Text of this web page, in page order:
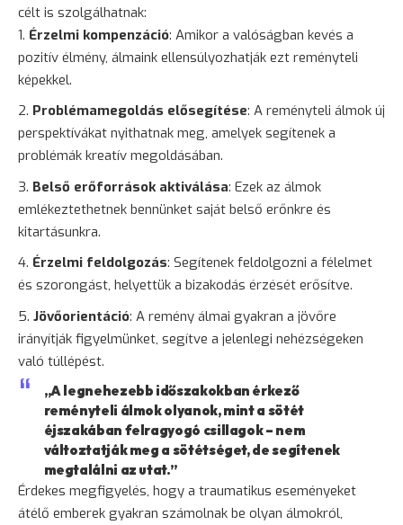
célt is szolgálhatnak:
Érzelmi kompenzáció: Amikor a valóságban kevés a
pozitív élmény, álmaink ellensúlyozhatják ezt reményteli
képekkel.
Problémamegoldás elősegítése: A reményteli álmok új
perspektívákat nyithatnak meg, amelyek segítenek a
problémák kreatív megoldásában.
Belső erőforrások aktiválása: Ezek az álmok
emlékeztethetnek bennünket saját belső erőnkre és
kitartásunkra.
Érzelmi feldolgozás: Segítenek feldolgozni a félelmet
és szorongást, helyettük a bizakodás érzését erősítve.
Jövőorientáció: A remény álmai gyakran a jövőre
irányítják figyelmünket, segítve a jelenlegi nehézségeken
való túllépést.
„A legnehezebb időszakokban érkező
reményteli álmok olyanok, mint a sötét
éjszakában felragyogó csillagok – nem
változtatják meg a sötétséget, de segítenek
megtalálni az utat.”
Érdekes megfigyelés, hogy a traumatikus eseményeket
átélő emberek gyakran számolnak be olyan álmokról,